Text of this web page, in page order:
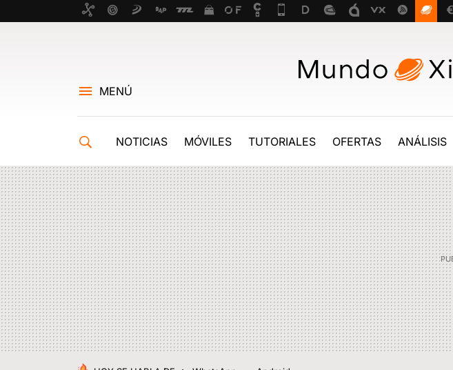
MENÚ
NOTICIAS MÓVILES TUTORIALES OFERTAS ANÁLISIS